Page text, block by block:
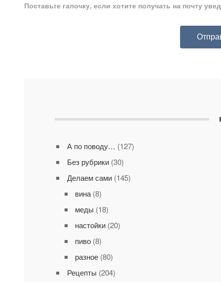
Поставьте галочку, если хотите получать на почту
А по поводу… (127)
Без рубрики(30)
Делаем сами(145)
вина(8)
меды (18)
настойки(20)
пиво(8)
разное(80)
Рецепты (204)